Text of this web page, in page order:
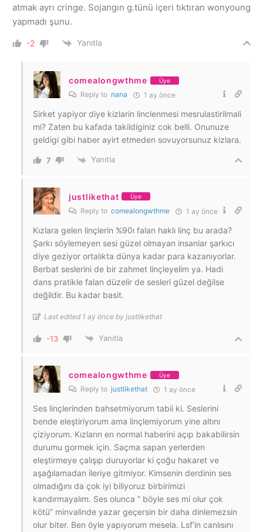
atmak ayrı cringe. Sojangın g.tünü içeri tıktıran wonyoung
yapmadı şunu.
-2 Yanıtla
comealongwthme Üye
Reply to nana 1 ay önce
Sirket yapiyor diye kizlarin linclenmesi mesrulastirilmali
mi? Zaten bu kafada takildiginiz cok belli. Onunuze
geldigi gibi haber ayirt etmeden sovuyorsunuz kizlara.
7 Yanıtla
justlikethat Üye
Reply to comealongwthme 1 ay önce
Kızlara gelen linçlerin %90ı falan haklı linç bu arada?
Şarkı söylemeyen sesi güzel olmayan insanlar şarkıcı
diye geziyor ortalıkta dünya kadar para kazanıyorlar.
Berbat seslerini de bir zahmet linçleyelim ya. Hadi
dans pratikle falan düzelir de sesleri güzel değilse
değildir. Bu kadar basit.
Last edited 1 ay önce by justlikethat
-13 Yanıtla
comealongwthme Üye
Reply to justlikethat 1 ay önce
Ses linçlerinden bahsetmiyorum tabii ki. Seslerini
bende eleştiriyorum ama linçlemiyorum yine altını
çiziyorum. Kızların en normal haberini açıp bakabilirsin
durumu gormek için. Saçma sapan yerlerden
eleştirmeye çalışıp duruyorlar ki çoğu hakaret ve
aşağılamadan ileriye gitmiyor. Kimsenin derdinin ses
olmadığını da çok iyi biliyoruz birbirimizi
kandırmayalım. Ses olunca ” böyle ses mi olur çok
kötü” minvalinde yazar geçersin bir daha dinlemezsin
olur biter. Ben öyle yapıyorum mesela. Lsf’in canlısını